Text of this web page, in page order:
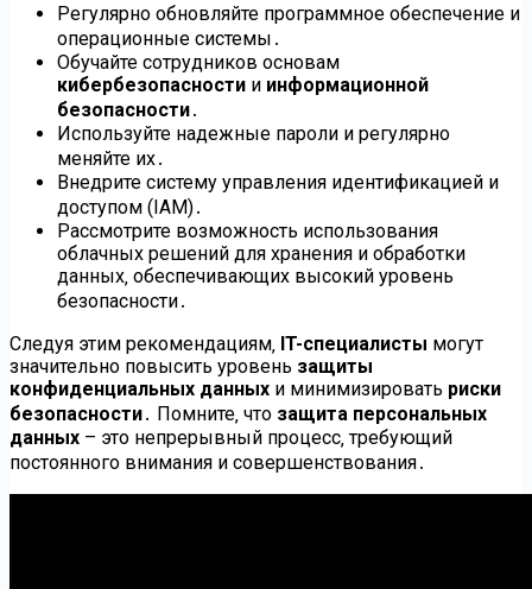
Регулярно обновляйте программное обеспечение и
операционные системы․
Обучайте сотрудников основам
кибербезопасности и информационной
безопасности․
Используйте надежные пароли и регулярно
меняйте их․
Внедрите систему управления идентификацией и
доступом (IAM)․
Рассмотрите возможность использования
облачных решений для хранения и обработки
данных‚ обеспечивающих высокий уровень
безопасности․
Следуя этим рекомендациям‚ IT-специалисты могут
значительно повысить уровень защиты
конфиденциальных данных и минимизировать риски
безопасности․ Помните‚ что защита персональных
данных – это непрерывный процесс‚ требующий
постоянного внимания и совершенствования․